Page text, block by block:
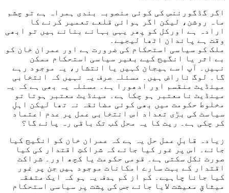
اگر گڈگورننس کی کوئی منصوبہ بندی ہمراہ ہے تو چشم
ماہ روشن، لیکن اگر ہوائی قلعے تعمیر کرنے کا
ارادہ ہے اورکل کو پھر یہی بہانے بنانے ہیں تو ابھی
وقت ہے پاندان اٹھا لیجیے۔
ملک کو سیاسی استحکام کی ضرورت ہے اور عمران خان کو
بے اثر یا انگیج کیے بغیر سیاسی استحکام ممکن
نہیں۔ آپ اسے ہیجان کہیں یا انتشار، یہ موجود رہے
گا۔ لوگ ناراض ہیں۔ مسئلہ صرف یہ نہیں کہ انتخابی
مینڈیٹ منقسم اور ادھورا ہے۔ مسئلہ یہ بھی ہے کہ یہ
مینڈیٹ نامعتبر ہو چکا ہے۔ مینڈیٹ معتبر ہوتا تو
مخلوط حکومت میں بھی کوئی مضائقہ نہ تھا لیکن اہلِ
سیاست کی بڑی تعداد اس انتخابی عمل پر عدم اعتماد
کر چکی ہے۔ ریت کا یہ محل کب تک باقی رہ پائے گا؟
زیادہ قابلِ عمل حل یہ ہے کہ عمران خان کو انگیج کیا
جائے۔ اس پر غور کیا جائے کہ شراکتِ اقتدار کی کیا
صورت نکل سکتی ہے۔ قومی حکومت یا کچھ اور۔ شراکت
اقتدار کے بہت سارے امکانات موجود ہیں جن پر غور
کیا جانا چاہیے۔ کم از کم ہدف یہ ہو کہ ایک متفقہ
میثاقِ معیشت لایا جائے جس کی پشت پر سیاسی استحکام